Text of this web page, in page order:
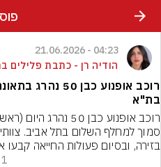
04:23 - 21.06.2026
הודיה רן - כתבת פלילים
רוכב אופנוע
בת"א
בזירה, ובסיום פעולות החייאה קבעו
1